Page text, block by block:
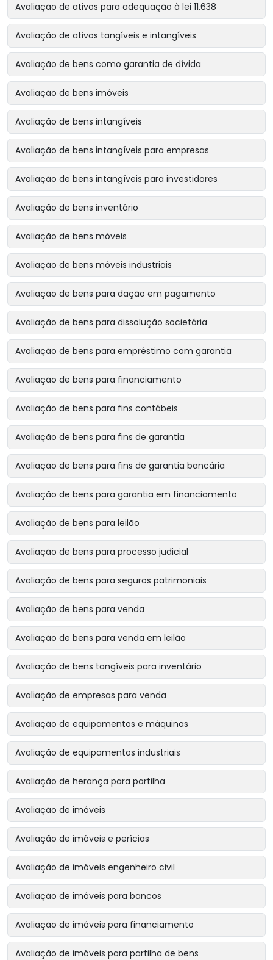
Avaliação de ativos para adequação à lei 11.638
Avaliação de ativos tangíveis e intangíveis
Avaliação de bens como garantia de dívida
Avaliação de bens imóveis
Avaliação de bens intangíveis
Avaliação de bens intangíveis para empresas
Avaliação de bens intangíveis para investidores
Avaliação de bens inventário
Avaliação de bens móveis
Avaliação de bens móveis industriais
Avaliação de bens para dação em pagamento
Avaliação de bens para dissolução societária
Avaliação de bens para empréstimo com garantia
Avaliação de bens para financiamento
Avaliação de bens para fins contábeis
Avaliação de bens para fins de garantia
Avaliação de bens para fins de garantia bancária
Avaliação de bens para garantia em financiamento
Avaliação de bens para leilão
Avaliação de bens para processo judicial
Avaliação de bens para seguros patrimoniais
Avaliação de bens para venda
Avaliação de bens para venda em leilão
Avaliação de bens tangíveis para inventário
Avaliação de empresas para venda
Avaliação de equipamentos e máquinas
Avaliação de equipamentos industriais
Avaliação de herança para partilha
Avaliação de imóveis
Avaliação de imóveis e perícias
Avaliação de imóveis engenheiro civil
Avaliação de imóveis para bancos
Avaliação de imóveis para financiamento
Avaliação de imóveis para partilha de bens